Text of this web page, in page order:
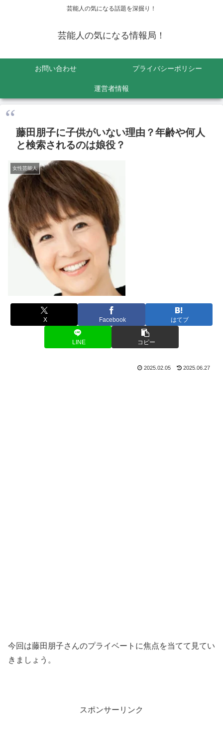
芸能人の気になる話題を深掘り！
芸能人の気になる情報局！
お問い合わせ プライバシーポリシー
運営者情報
藤田朋子に子供がいない理由？年齢や何人
と検索されるのは娘役？
女性芸能人
X Facebook はてブ
LINE コピー
2025.02.05 2025.06.27
今回は藤田朋子さんのプライベートに焦点を当てて見てい
きましょう。
スポンサーリンク